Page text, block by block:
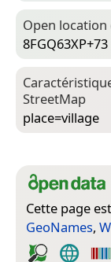
Open location
8FGQ63XP+73
Street­Map
place=­village
Cette page
GeoNames,